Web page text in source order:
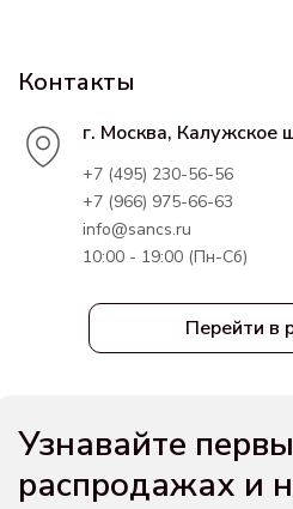
Перейти в
Контакты
г. Москва, Калужское
+7 (495) 230-56-56
+7 (966) 975-66-63
info@sancs.ru
10:00 - 19:00 (Пн-Сб)
Узнавайте
распродажах и